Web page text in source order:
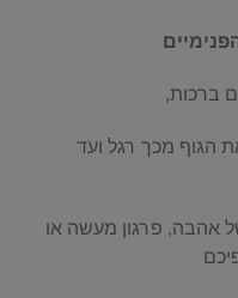
את הגוף מכך רגל ועד
אהבה, פרגון מעשה או